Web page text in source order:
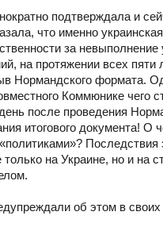
подтверждала и
что именно
за невыполнение
на протяжении всех пяти
Нормандского формата.
Коммюнике чего
после проведения
итогового документа! О
Последствия
только на Украине, но и на
об этом в своих